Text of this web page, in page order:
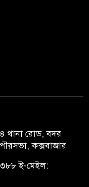
থানা রোড, বদর
কক্সবাজার
ই-মেইল: